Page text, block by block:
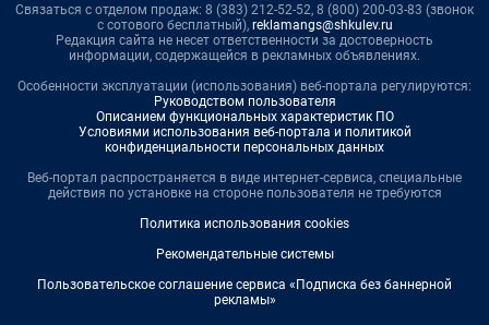
Связаться с отделом продаж: 8 (383) 212-52-52, 8 (800) 200-03-83 (звонок
с сотового бесплатный), reklamangs@shkulev.ru
Редакция сайта не несет ответственности за достоверность
информации, содержащейся в рекламных объявлениях.
Особенности эксплуатации (использования) веб-портала регулируются:
Руководством пользователя
Описанием функциональных характеристик ПО
Условиями использования веб-портала и политикой
конфиденциальности персональных данных
Веб-портал распространяется в виде интернет-сервиса, специальные
действия по установке на стороне пользователя не требуются
Политика использования cookies
Рекомендательные системы
Пользовательское соглашение сервиса «Подписка без баннерной
рекламы»